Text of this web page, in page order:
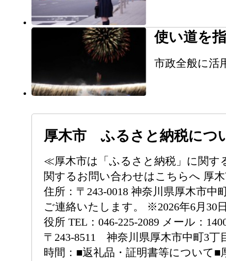
使い道を
市政全般に活
厚木市 ふるさと納税につ
≪厚木市は「ふるさと納税」に関す
関するお問い合わせはこちらへ 厚木
住所：〒243-0018 神奈川県厚木市
ご連絡いたします。 ※2026年6月30
役所 TEL：046-225-2089 メール：
〒243-8511 神奈川県厚木市中町3丁
時間：■返礼品・証明書等について■